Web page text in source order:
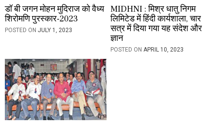
डॉ बी जगन मोहन मुदिराज को वैध्य
शिरोमणि पुरस्कार-2023
POSTED ON JULY 1, 2023
MIDHNI : मिश्र धातु निगम
लिमिटेड में हिंदी कार्यशाला, चार
सत्र में दिया गया यह संदेश और
ज्ञान
POSTED ONAPRIL 10, 2023